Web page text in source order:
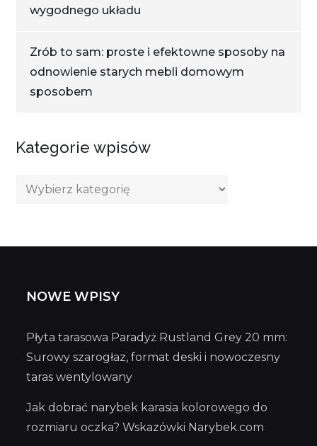
wygodnego układu
Zrób to sam: proste i efektowne sposoby na
odnowienie starych mebli domowym
sposobem
Kategorie wpisów
Kategorie
NOWE WPISY
Płyta tarasowa Paradyż Rustland Grey 20 mm:
Surowy szarogłaz, format deski i nowoczesny
taras wentylowany
Jak dobrać narybek karasia kolorowego do
rozmiaru oczka? Wskazówki Narybek.com